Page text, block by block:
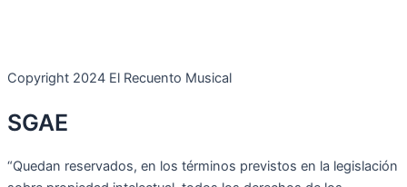
Copyright 2024 El Recuento Musical
SGAE
“Quedan reservados, en los términos previstos en la legislación